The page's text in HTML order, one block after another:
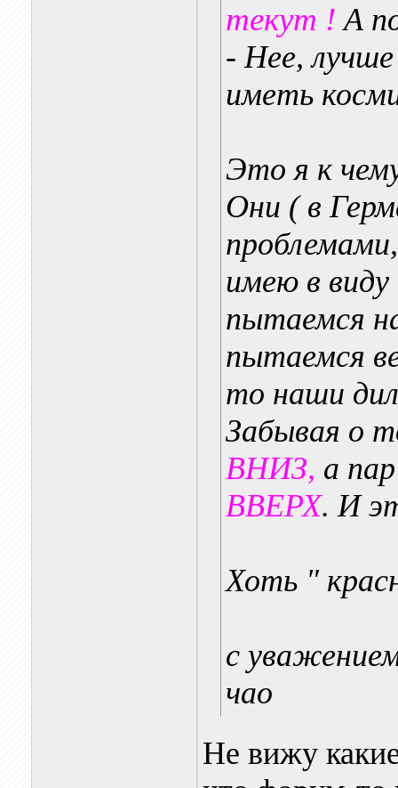
текут !А
- Нее,
иметь
Это я к
Они ( в
имею в
пытаемся
пытаемся
то наши
Забывая о
ВНИЗ, а
ВВЕРХ. И
Хоть "
с
чао
Не вижу